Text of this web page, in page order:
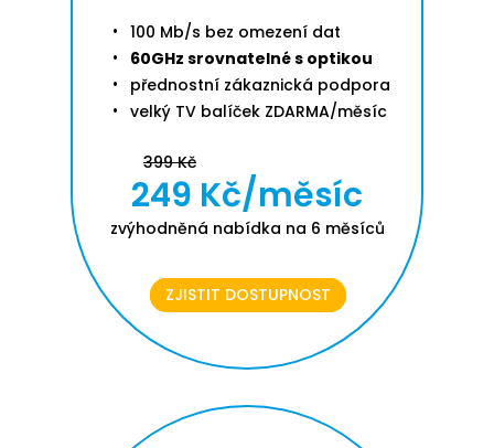
100 Mb/s bez omezení dat
60GHz srovnatelné s optikou
přednostní zákaznická podpora
velký TV balíček ZDARMA/měsíc
399 Kč
249 Kč/měsíc
zvýhodněná nabídka na 6 měsíců
ZJISTIT DOSTUPNOST